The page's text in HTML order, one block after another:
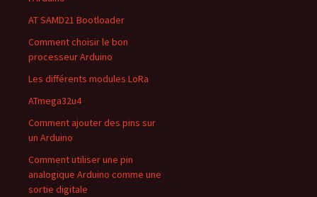
AT SAMD21 Bootloader
Comment choisir le bon
processeur Arduino
Les différents modules LoRa
ATmega32u4
Comment ajouter des pins sur
un Arduino
Comment utiliser une pin
analogique Arduino comme une
sortie digitale